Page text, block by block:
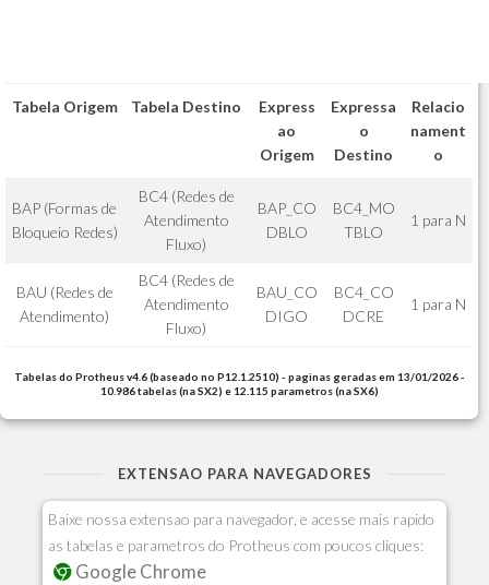
Tabela Origem Tabela Destino
Express
ao
Origem
Expressa
o
Destino
Relacio
nament
o
BAP (Formas de
Bloqueio Redes)
BC4 (Redes de
Atendimento
Fluxo)
BAP_CO
DBLO
BC4_MO
TBLO
1 para N
BAU (Redes de
Atendimento)
BC4 (Redes de
Atendimento
Fluxo)
BAU_CO
DIGO
BC4_CO
DCRE
1 para N
Tabelas do Protheus v4.6 (baseado no P12.1.2510) - paginas geradas em 13/01/2026 -
10.986 tabelas (na SX2) e 12.115 parametros (na SX6)
EXTENSAO PARA NAVEGADORES
Baixe nossa extensao para navegador, e acesse mais rapido
as tabelas e parametros do Protheus com poucos cliques:
Google Chrome